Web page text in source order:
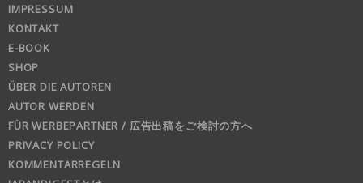
IMPRESSUM
KONTAKT
E-BOOK
SHOP
ÜBER DIE AUTOREN
AUTOR WERDEN
FÜR WERBEPARTNER / 広告出稿をご検討の方へ
PRIVACY POLICY
KOMMENTARREGELN